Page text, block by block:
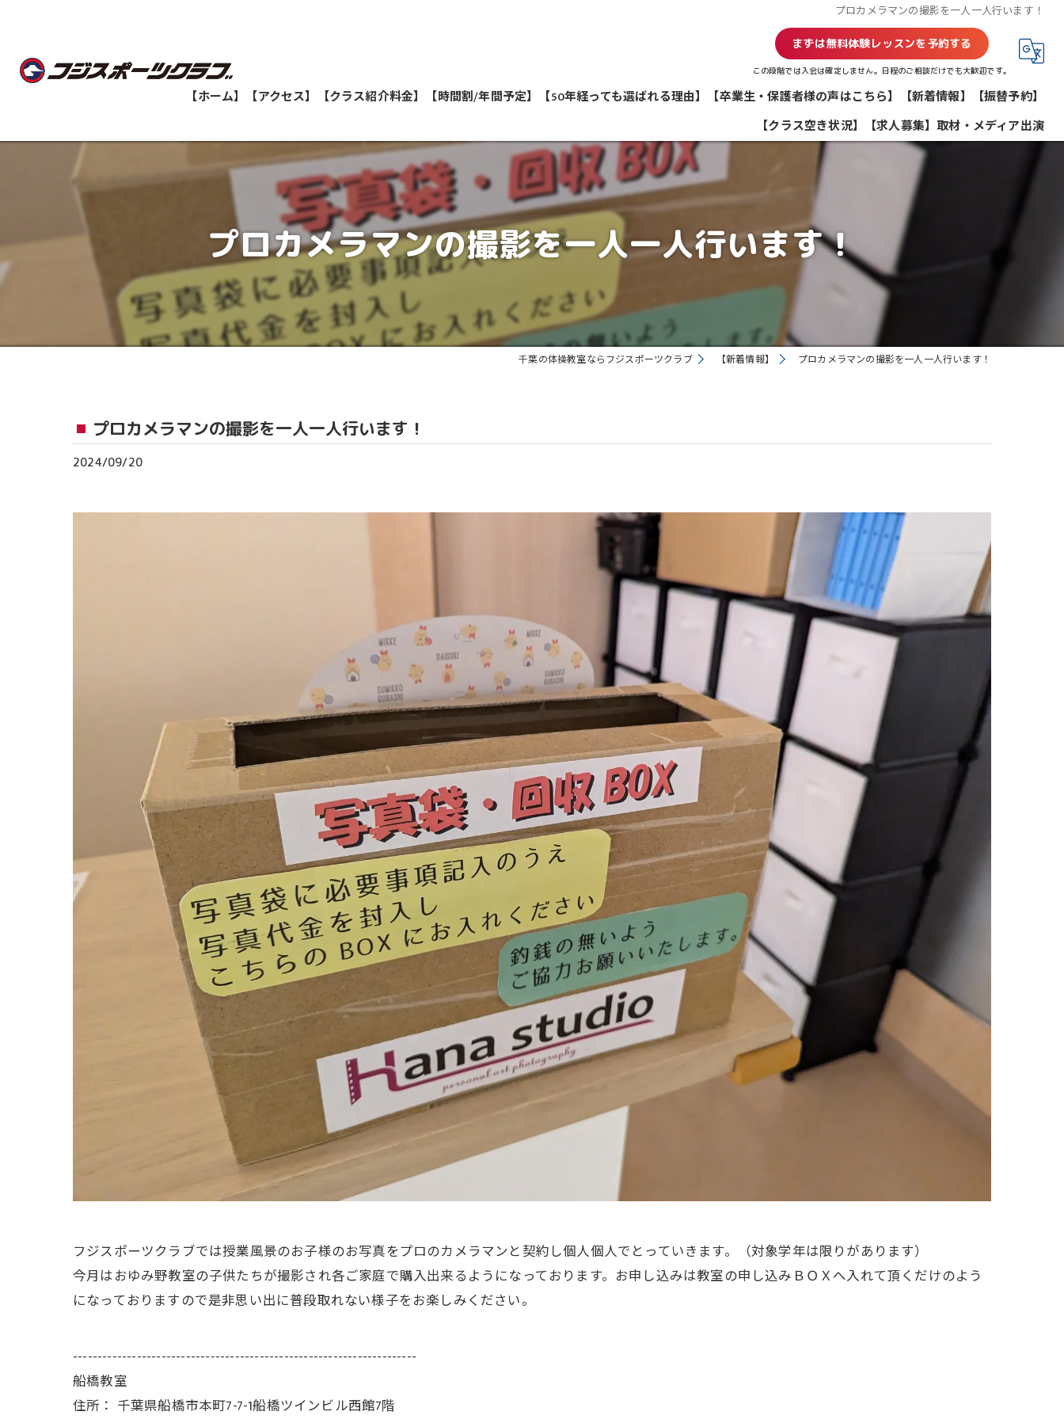
プロカメラマンの撮影を一人一人行います！
まずは無料体験レッスンを予約する
この段階では入会は確定しません。日程のご相談だけでも大歓迎です。
【ホーム】 【アクセス】
船橋教室
志津教室
津田沼教室
八千代緑が丘教室
印西牧の原教室
【クラス紹介料金】 【時間割/年間予定】 【50年経っても選ばれる理由】
私たちが教えます
【卒業生・保護者様の声はこちら】 【新着情報】
【振替予約】
【クラス空き状況】
【求人募集】取材・メディア出演
プロカメラマンの撮影を一人一人行います！
千葉の体操教室ならフジスポーツクラブ 【新着情報】 プロカメラマンの撮影を一人一人行います！
プロカメラマンの撮影を一人一人行います！
2024/09/20
フジスポーツクラブでは授業風景のお子様のお写真をプロのカメラマンと契約し個人個人でとっていきます。（対象学年は限りがあります）
今月はおゆみ野教室の子供たちが撮影され各ご家庭で購入出来るようになっております。お申し込みは教室の申し込みＢＯＸへ入れて頂くだけのよう
になっておりますので是非思い出に普段取れない様子をお楽しみください。
----------------------------------------------------------------------
船橋教室
住所： 千葉県船橋市本町7-7-1船橋ツインビル西館7階